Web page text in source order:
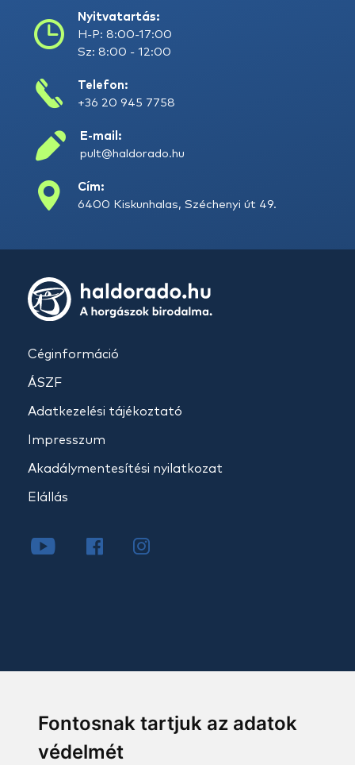
Fontosnak tartjuk az adatok
védelmét
Nyitvatartás:
H-P: 8:00-17:00
Sz: 8:00 - 12:00
Telefon:
+36 20 945 7758
E-mail:
pult@haldorado.hu
Cím:
6400 Kiskunhalas, Széchenyi út 49.
Céginformáció
ÁSZF
Adatkezelési tájékoztató
Impresszum
Akadálymentesítési nyilatkozat
Elállás